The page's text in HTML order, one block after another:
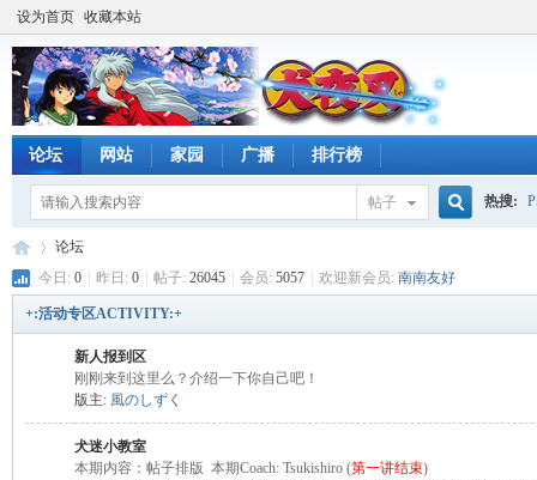
设为首页 收藏本站
论坛 网站 家园 广播 排行榜
帖子 热搜:
论坛
今日: 0 昨日: 0 帖子: 26045 会员: 5057 欢迎新会员: 南南友好
+:活动专区ACTIVITY:+
新人报到区
刚刚来到这里么？介绍一下你自己吧！
版主: 風のしずく
犬迷小教室
本期内容：帖子排版 本期Coach: Tsukishiro (第一讲结束)